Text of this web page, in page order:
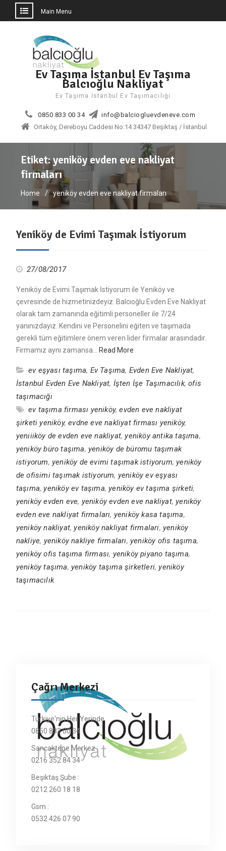
Main Menu
Ev Taşıma İstanbul Ev Taşıma
Balcıoğlu Nakliyat
Ev Taşıma İstanbul Ev Taşımacılığı
0850 833 00 34
info@balciogluevdeneve.com
Ortaköy, Dereboyu Caddesi No:14 34347 Beşiktaş / İstanbul
Etiket:yeniköy evden eve nakliyat
firmaları
Home yeniköy evden eve nakliyat firmaları
Yeniköy de Evimi Taşımak İstiyorum
27/08/2017
Yeniköy de Evimi Taşımak İstiyorum ile Yeniköy ve
çevresinde de hizmetinizdeyiz. Balcıoğlu Evden Eve Nakliyat
olarak tam zamanında eğitimli personeller ile 7/24
yanınızdayız. Kendini ve Personelini eğiten ve taşımada
gerekli tüm eğitimlere önem veren lider firmalar arasındadır.
Firmamız aynı zamansa… Read More
ev eşyası taşıma, Ev Taşıma, Evden Eve Nakliyat,
İstanbul Evden Eve Nakliyat, İşten İşe Taşımacılık,ofis
taşımacığı
ev taşıma firması yeniköy,evden eve nakliyat
şirketi yeniköy,evdne eve nakliyat firması yeniköy,
yeniiiköy de evden eve nakliyat,yeniköy antika taşıma,
yeniköy büro taşıma, yeniköy de büromu taşımak
istiyorum, yeniköy de evimi taşımak istiyorum,yeniköy
de ofisimi taşımak istiyorum, yeniköy ev eşyası
taşıma,yeniköy ev taşıma,yeniköy ev taşıma şirketi,
yeniköy evden eve, yeniköy evden eve nakliyat,yeniköy
evden eve nakliyat firmaları, yeniköy kasa taşıma,
yeniköy nakliyat,yeniköy nakliyat firmaları, yeniköy
nakliye, yeniköy nakliye firmaları, yeniköy ofis taşıma,
yeniköy ofis taşıma firması, yeniköy piyano taşıma,
yeniköy taşıma, yeniköy taşıma şirketleri,yeniköy
taşımacılık
Çağrı Merkezi
Türkiye'nin Her Yerinde
0850 833 00 34
Sancaktepe Merkez :
0216 352 84 34
Beşiktaş Şube :
0212 260 18 18
Gsm :
0532 426 07 90